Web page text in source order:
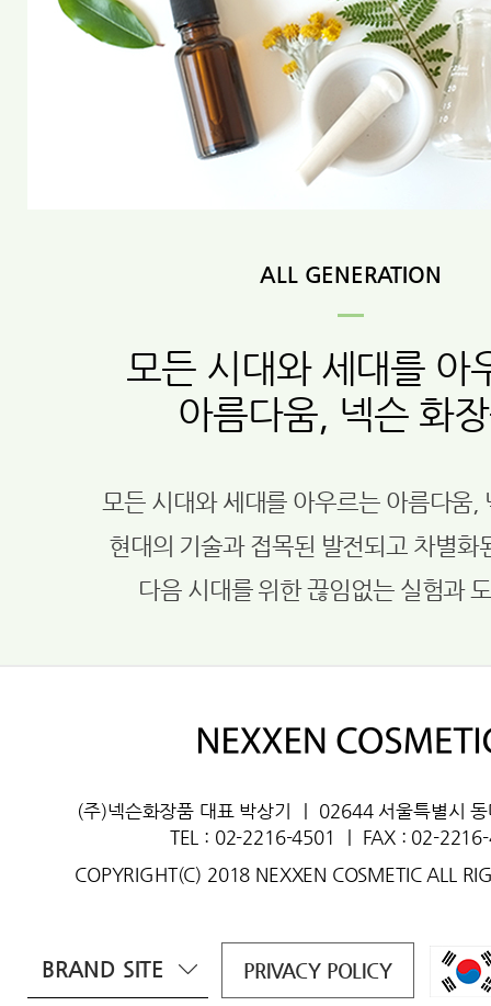
ALL GENERATION
모든 시대와 세대를 아
아름다움, 넥슨 화
모든 시대와 세대를 아우르는 아름다움,
현대의 기술과 접목된 발전되고 차별화
다음 시대를 위한 끊임없는 실험과
(주)넥슨화장품 대표 박상기
02644 서울특별시
TEL : 02-2216-4501
FAX : 02-
COPYRIGHT(C) 2018 NEXXEN COSMETIC ALL
BRAND SITE PRIVACY POLICY